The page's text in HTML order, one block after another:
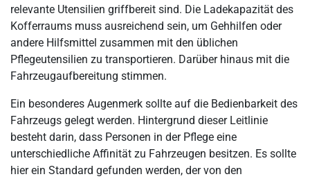
relevante Utensilien griffbereit sind. Die Ladekapazität des
Kofferraums muss ausreichend sein, um Gehhilfen oder
andere Hilfsmittel zusammen mit den üblichen
Pflegeutensilien zu transportieren. Darüber hinaus mit die
Fahrzeugaufbereitung stimmen.
Ein besonderes Augenmerk sollte auf die Bedienbarkeit des
Fahrzeugs gelegt werden. Hintergrund dieser Leitlinie
besteht darin, dass Personen in der Pflege eine
unterschiedliche Affinität zu Fahrzeugen besitzen. Es sollte
hier ein Standard gefunden werden, der von den